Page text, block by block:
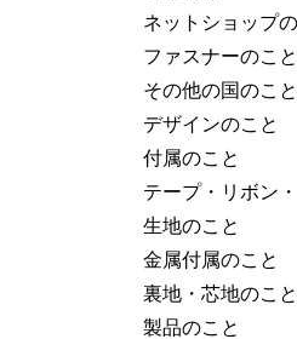
ネットショップ
ファスナーのこと
その他の国のこと
デザインのこと
付属のこと
テープ・リボン
生地のこと
金属付属のこと
裏地・芯地のこと
製品のこと